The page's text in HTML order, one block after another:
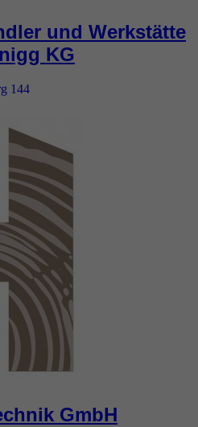
und Werkstätte
KG
144
GmbH